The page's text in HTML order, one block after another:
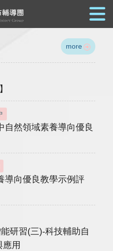
more
自然領域素養導向優良
導向優良教學示例評
研習(三)-科技輔助自
用